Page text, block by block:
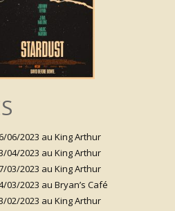
06/2023 au King Arthur
04/2023 au King Arthur
03/2023 au King Arthur
03/2023 au Bryan’s Café
02/2023 au King Arthur